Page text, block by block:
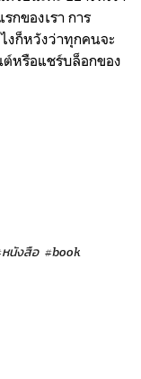
กของเรา การ
งก็หวังว่าทุกคนจะ
ต์หรือแชร์บล็อกของ
นังสือ #book